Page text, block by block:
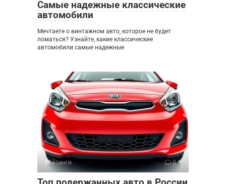
Самые надежные классические
автомобили
Мечтаете о винтажном авто, которое не будет
ломаться? Узнайте, какие классические
автомобили самые надежные
Рейтинги 0